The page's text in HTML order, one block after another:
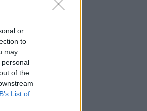
or
to
may
personal
of the
List of